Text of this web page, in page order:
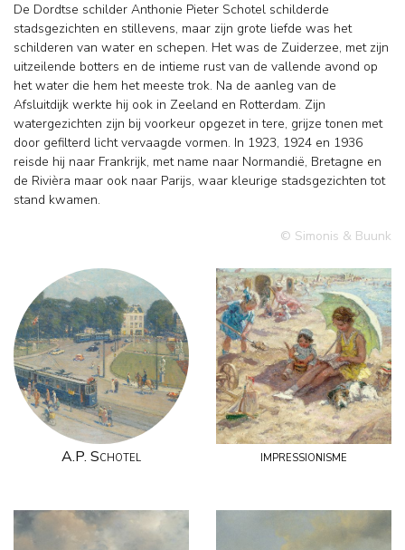
De Dordtse schilder Anthonie Pieter Schotel schilderde
stadsgezichten en stillevens, maar zijn grote liefde was het
schilderen van water en schepen. Het was de Zuiderzee, met zijn
uitzeilende botters en de intieme rust van de vallende avond op
het water die hem het meeste trok. Na de aanleg van de
Afsluitdijk werkte hij ook in Zeeland en Rotterdam. Zijn
watergezichten zijn bij voorkeur opgezet in tere, grijze tonen met
door gefilterd licht vervaagde vormen. In 1923, 1924 en 1936
reisde hij naar Frankrijk, met name naar Normandië, Bretagne en
de Rivièra maar ook naar Parijs, waar kleurige stadsgezichten tot
stand kwamen.
© Simonis & Buunk
A.P. Schotel impressionisme